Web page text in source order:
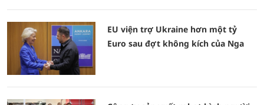
EU viện trợ Ukraine hơn một tỷ
Euro sau đợt không kích của Nga